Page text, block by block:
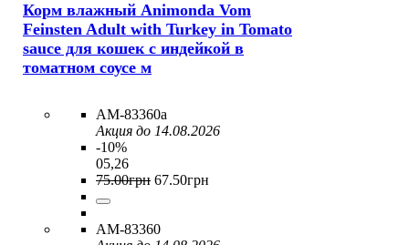
Корм влажный Animonda Vom
Feinsten Adult with Turkey in Tomato
sauce для кошек с индейкой в
томатном соусе м
AM-83360а
Акция до 14.08.2026
-10%
05,26
75.00грн 67.50грн
AM-83360